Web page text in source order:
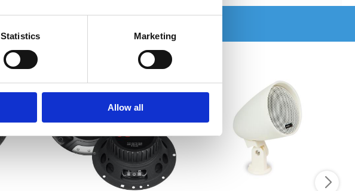
Statistics Marketing
Allow all